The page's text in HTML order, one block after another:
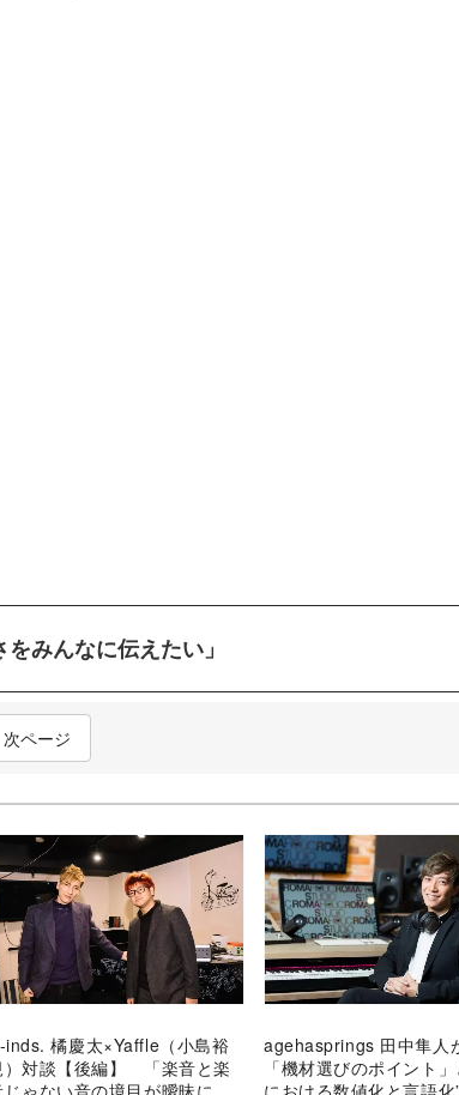
みんなに伝えたい」
次ページ
inds. 橘慶太×Yaffle（小島裕
）対談【後編】 「楽音と楽
agehasprings 田中隼人
「機材選びのポイント